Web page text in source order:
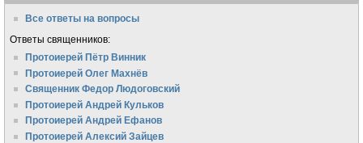
Все ответы на вопросы
Ответы священников:
Протоиерей Пётр Винник
Протоиерей Олег Махнёв
Священник Федор Людоговский
Протоиерей Андрей Кульков
Протоиерей Андрей Ефанов
Протоиерей Алексий Зайцев